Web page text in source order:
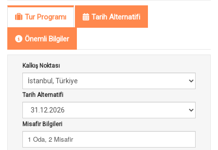
Tur Programı Tarih Alternatifi
Önemli Bilgiler
Kalkış Noktası
Tarih Alternatifi
Misafir Bilgileri
1 Oda, 2 Misafir